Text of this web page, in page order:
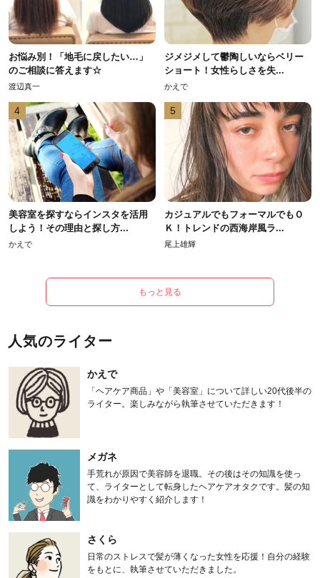
お悩み別！「地毛に戻したい…」
のご相談に答えます☆
渡辺真一
ジメジメして鬱陶しいならベリー
ショート！女性らしさを失...
かえで
4
美容室を探すならインスタを活用
しよう！その理由と探し方...
かえで
5
カジュアルでもフォーマルでもＯ
Ｋ！トレンドの西海岸風ラ...
尾上雄輝
もっと見る
人気のライター
かえで
「ヘアケア商品」や「美容室」について詳しい20代後半の
ライター。楽しみながら執筆させていただきます！
メガネ
手荒れが原因で美容師を退職。その後はその知識を使っ
て、ライターとして転身したヘアケアオタクです。髪の知
識をわかりやすく紹介します！
さくら
日常のストレスで髪が薄くなった女性を応援！自分の経験
をもとに、執筆させていただきました。